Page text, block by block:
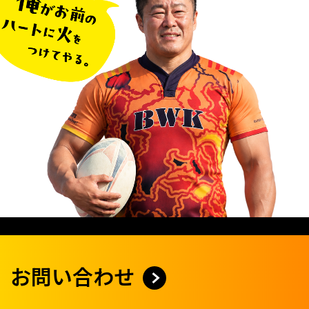
お問い合わせ